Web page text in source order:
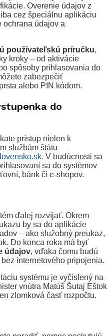
Overenie údajov z
cez špeciálnu aplikáciu
ochrana údajov a
používateľskú príručku,
kroky – od aktivácie
spôsoby prihlasovania do
zabezpečiť
alebo PIN kódom.
do
prístup nielen k
službám štátu
. V budúcnosti sa
sa do systémov
bánk či e-shopov.
ďalej rozvíjať. Okrem
by sa do aplikácie
– ako služobný preukaz,
Do konca roka má byť
údajov, vďaka čomu budú
internetového pripojenia.
systému je vyčíslený na
vnútra Matúš Šutaj Eštok
zlomková časť rozpočtu.